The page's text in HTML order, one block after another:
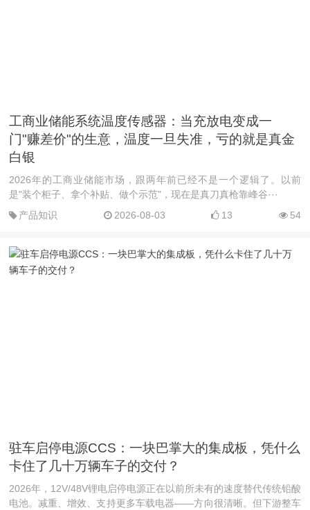
工商业储能系统温度传感器：当充放电变成一
门"赚差价"的生意，温度一旦失准，亏的就是真金
白银
2026年的工商业储能市场，跟两年前已经不是一个逻辑了。以前
是"装个柜子、拿个补贴、做个示范"，现在是真刀真枪靠峰谷···
产品知识
2026-08-03 13 54
驻车启停电源CCS：一块巴掌大的集成板，凭什么
卡住了几十万辆车子的交付？
2026年，12V/48V锂电启停电源正在以前所未有的速度替代传统铅酸
电池。减重、增效、支持更多车载电器——方向很清晰。但下游整车